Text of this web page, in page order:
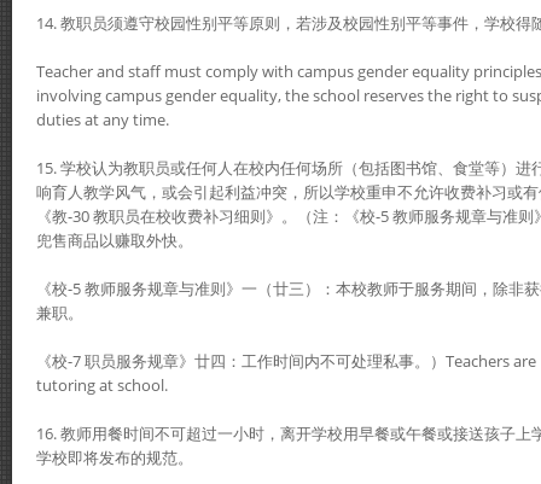
14. 教职员须遵守校园性别平等原则，若涉及校园性别平等事件，学校得
Teacher and staff must comply with campus gender equality
involving campus gender equality, the school reserves the right to
duties at any time.
15. 学校认为教职员或任何人在校内任何场所（包括图书馆、食堂等）进
响育人教学风气，或会引起利益冲突，所以学校重申不允许收费补习或
《教-30 教职员在校收费补习细则》。（注：《校-5 教师服务规章与准
兜售商品以赚取外快。
《校-5 教师服务规章与准则》一（廿三）：本校教师于服务期间，除非
兼职。
《校-7 职员服务规章》廿四：工作时间内不可处理私事。）Teachers
tutoring at school.
16. 教师用餐时间不可超过一小时，离开学校用早餐或午餐或接送孩子上
学校即将发布的规范。